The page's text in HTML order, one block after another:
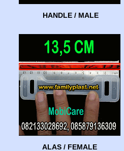
HANDLE / MALE
ALAS / FEMALE